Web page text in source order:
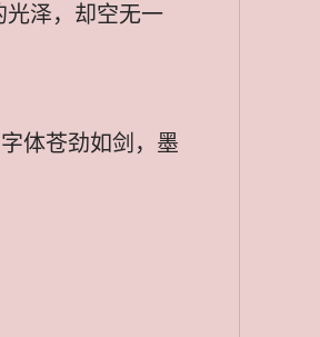
泽，却空无一
体苍劲如剑，墨